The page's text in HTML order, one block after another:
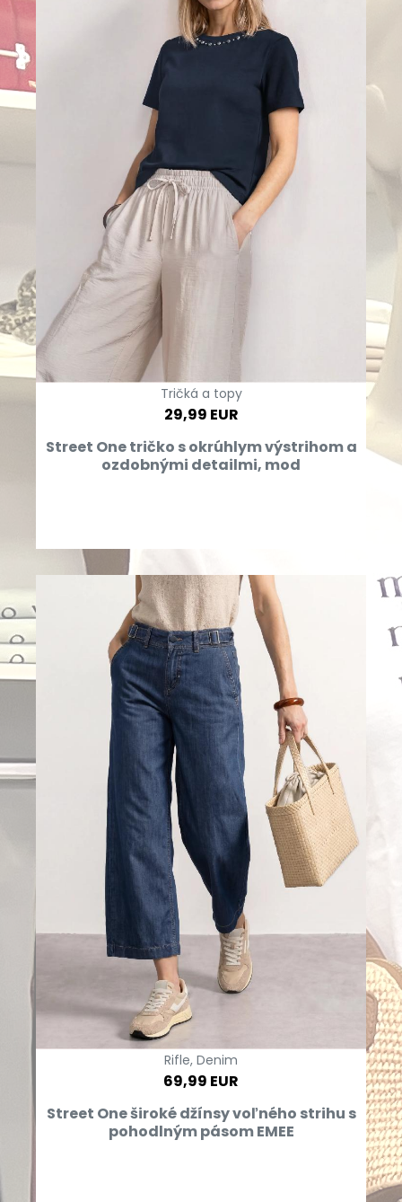
Tričká a topy
29,99 EUR
Street One tričko s okrúhlym výstrihom a
ozdobnými detailmi, mod
Rifle, Denim
69,99 EUR
Street One široké džínsy voľného strihu s
pohodlným pásom EMEE